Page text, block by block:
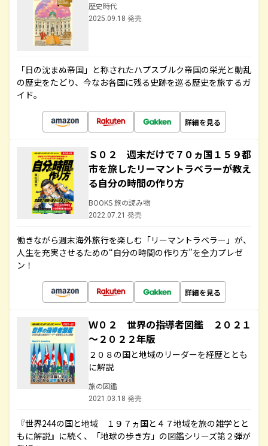
歴史時代
2025.09.18 発売
「日の沈まぬ帝国」と称されたハプスブルク帝国の栄光と動乱
の歴史をたどり、今なお各国に残る史跡を巡る歴史を旅するガ
イド。
詳細を見る
Ｓ０２ 週末だけで７０ヵ国１５９都
市を旅したリーマントラベラーが教え
る自分の時間の作り方
BOOKS 旅の読み物
2022.07.21 発売
働きながら週末海外旅行を楽しむ「リーマントラベラー」が、
人生を充実させるための“自分の時間の作り方”を全力プレゼ
ン！
詳細を見る
Ｗ０２ 世界の指導者図鑑 ２０２１
～２０２２年版
２０８の国と地域のリーダーを経歴ととも
に解説
旅の図鑑
2021.03.18 発売
『世界244の国と地域 １９７ヵ国と４７地域を旅の雑学とと
もに解説』に続く、「地球の歩き方」の図鑑シリーズ第２弾が